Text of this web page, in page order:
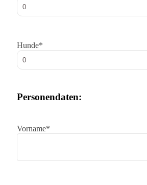
Hunde*
Personendaten:
Vorname*